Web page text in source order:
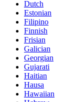
Dutch
Estonian
Filipino
Finnish
Frisian
Galician
Georgian
Gujarati
Haitian
Hausa
Hawaiian